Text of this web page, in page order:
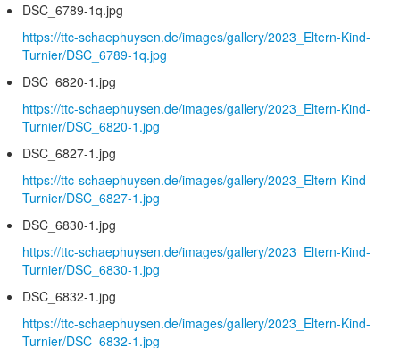
DSC_6789-1q.jpg
https://ttc-schaephuysen.de/images/gallery/2023_Eltern-Kind-
Turnier/DSC_6789-1q.jpg
DSC_6820-1.jpg
https://ttc-schaephuysen.de/images/gallery/2023_Eltern-Kind-
Turnier/DSC_6820-1.jpg
DSC_6827-1.jpg
https://ttc-schaephuysen.de/images/gallery/2023_Eltern-Kind-
Turnier/DSC_6827-1.jpg
DSC_6830-1.jpg
https://ttc-schaephuysen.de/images/gallery/2023_Eltern-Kind-
Turnier/DSC_6830-1.jpg
DSC_6832-1.jpg
https://ttc-schaephuysen.de/images/gallery/2023_Eltern-Kind-
Turnier/DSC_6832-1.jpg